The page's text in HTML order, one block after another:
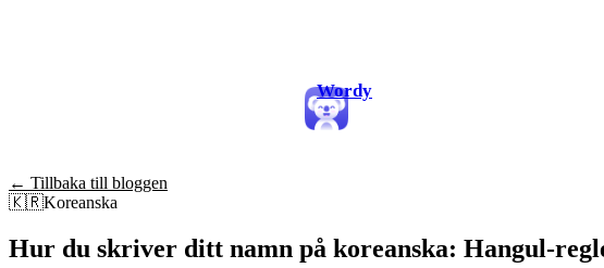
Wordy
← Tillbaka till bloggen
🇰🇷Koreanska
Hur du skriver ditt namn på koreanska: Hangul-